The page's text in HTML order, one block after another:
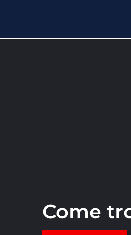
Come